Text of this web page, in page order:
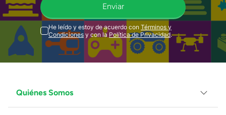
Enviar
He leído y estoy de acuerdo con Términos y
Condiciones y con la Política de Privacidad.
Quiénes Somos